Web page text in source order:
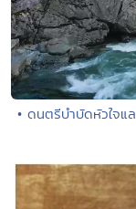
• ดนตรีบำบัดหัวใจแ